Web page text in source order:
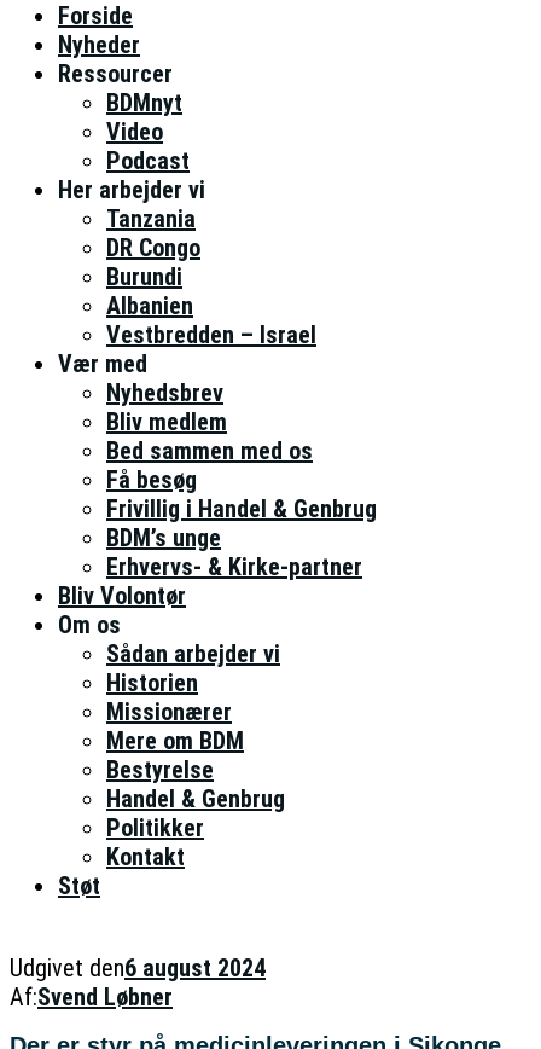
Forside
Nyheder
Ressourcer
BDMnyt
Video
Podcast
Her arbejder vi
Tanzania
DR Congo
Burundi
Albanien
Vestbredden – Israel
Vær med
Nyhedsbrev
Bliv medlem
Bed sammen med os
Få besøg
Frivillig i Handel & Genbrug
BDM’s unge
Erhvervs- & Kirke-partner
Bliv Volontør
Om os
Sådan arbejder vi
Historien
Missionærer
Mere om BDM
Bestyrelse
Handel & Genbrug
Politikker
Kontakt
Støt
Udgivet den6 august 2024
Af:Svend Løbner